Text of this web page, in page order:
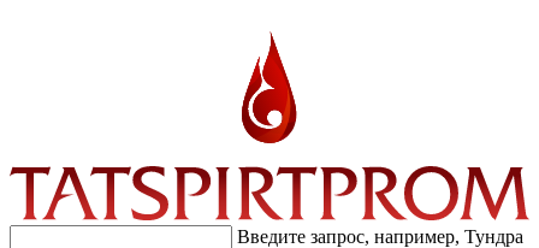
Введите запрос, например, Тундра